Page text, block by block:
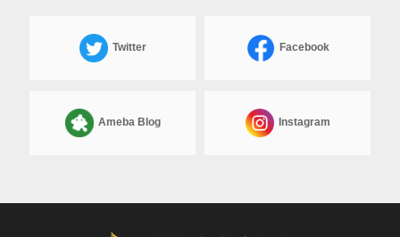
Twitter Facebook
Ameba Blog Instagram